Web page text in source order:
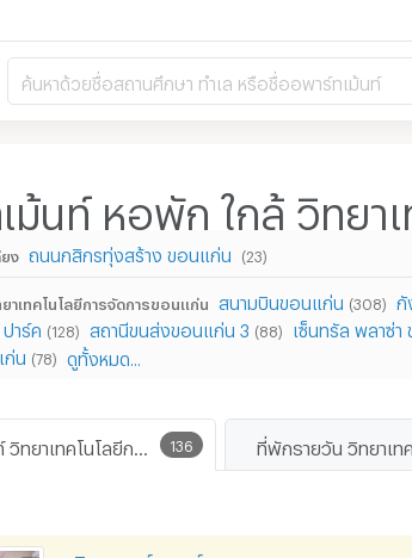
ค้นหาด้วยชื่อสถานศึกษา ทำเล หรือชื่ออพาร์ทเม้นท์
ม้นท์ หอพัก ใกล้ วิทยา
ง ถนนกสิกรทุ่งสร้าง ขอนแก่น (23)
ยาเทคโนโลยีการจัดการขอนแก่น สนามบินขอนแก่น (308) กั
ปาร์ค (128) สถานีขนส่งขอนแก่น 3 (88) เซ็นทรัล พลาซ่า
ก่น (78) ดูทั้งหมด...
136